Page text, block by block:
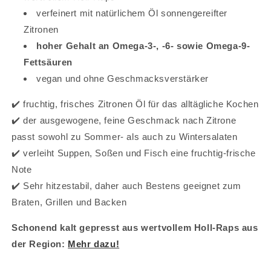
verfeinert mit natürlichem Öl sonnengereifter
Zitronen
hoher Gehalt an Omega-3-, -6- sowie Omega-9-
Fettsäuren
vegan und ohne Geschmacksverstärker
✔️ fruchtig, frisches Zitronen Öl für das alltägliche Kochen
✔️ der ausgewogene, feine Geschmack nach Zitrone
passt sowohl zu Sommer- als auch zu Wintersalaten
✔️ verleiht Suppen, Soßen und Fisch eine fruchtig-frische
Note
✔️ Sehr hitzestabil, daher auch Bestens geeignet zum
Braten, Grillen und Backen
Schonend kalt gepresst aus wertvollem Holl-Raps aus
der Region: Mehr dazu!